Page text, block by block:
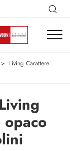
> Living Carattere